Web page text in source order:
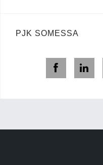
PJK SOMESSA